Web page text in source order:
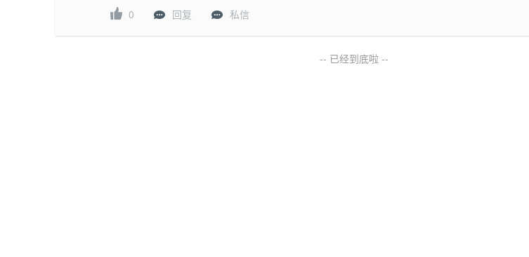
0 回复 私信
-- 已经到底啦 --